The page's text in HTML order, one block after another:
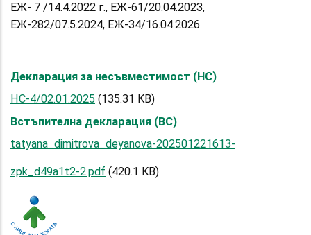
ЕЖ- 7 /14.4.2022 г., ЕЖ-61/20.04.2023,
ЕЖ-282/07.5.2024, ЕЖ-34/16.04.2026
Декларация за несъвместимост (НС)
НС-4/02.01.2025 (135.31 KB)
Встъпителна декларация (ВС)
tatyana_dimitrova_deyanova-202501221613-
zpk_d49a1t2-2.pdf (420.1 KB)